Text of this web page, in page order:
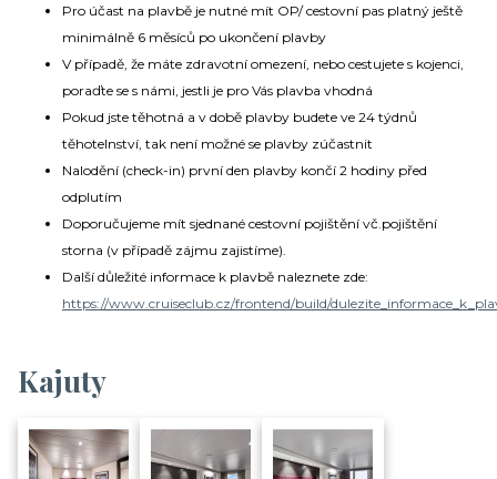
Pro účast na plavbě je nutné mít OP/ cestovní pas platný ještě
minimálně 6 měsíců po ukončení plavby
V případě, že máte zdravotní omezení, nebo cestujete s kojenci,
poraďte se s námi, jestli je pro Vás plavba vhodná
Pokud jste těhotná a v době plavby budete ve 24 týdnů
těhotelnství, tak není možné se plavby zúčastnit
Nalodění (check-in) první den plavby končí 2 hodiny před
odplutím
Doporučujeme mít sjednané cestovní pojištění vč.pojištění
storna (v případě zájmu zajistíme).
Další důležité informace k plavbě naleznete zde:
https://www.cruiseclub.cz/frontend/build/
Kajuty